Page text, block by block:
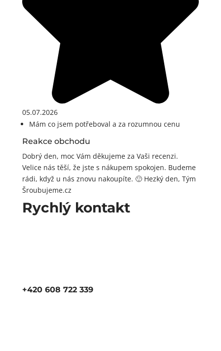
05.07.2026
Mám co jsem potřeboval a za rozumnou cenu
Reakce obchodu
Dobrý den, moc Vám děkujeme za Vaši recenzi.
Velice nás těší, že jste s nákupem spokojen. Budeme
rádi, když u nás znovu nakoupíte. 🙂 Hezký den, Tým
Šroubujeme.cz
Rychlý kontakt
+420 608 722 339